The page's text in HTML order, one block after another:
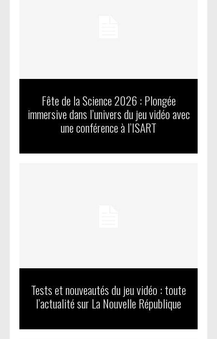
Fête de la Science 2026 : Plongée
immersive dans l’univers du jeu vidéo avec
une conférence à l’ISART
Tests et nouveautés du jeu vidéo : toute
l’actualité sur La Nouvelle République